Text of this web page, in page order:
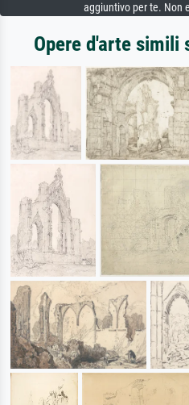
aggiuntivo per te. Non
Opere d'arte simili